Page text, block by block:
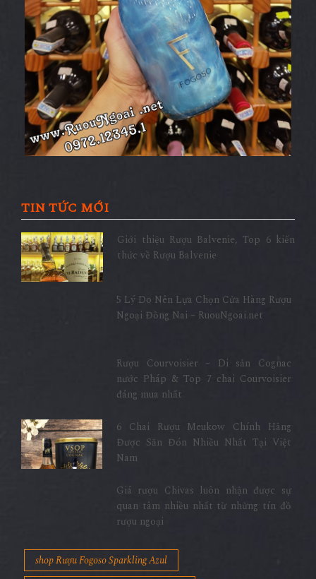
TIN TỨC MỚI
Giới thiệu Rượu Balvenie, Top 6 kiến
thức về Rượu Balvenie
5 Lý Do Nên Lựa Chọn Cửa Hàng Rượu
Ngoại Đồng Nai – RuouNgoai.net
Rượu Courvoisier – Di sản Cognac
nước Pháp & Top 7 chai Courvoisier
đáng mua nhất
6 Chai Rượu Meukow Chính Hãng
Được Săn Đón Nhiều Nhất Tại Việt
Nam
Giá rượu Chivas luôn nhận được sự
quan tâm nhiều nhất từ những tín đồ
rượu ngoại
shop Rượu Fogoso Sparkling Azul